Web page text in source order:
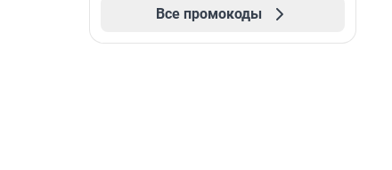
Все промокоды